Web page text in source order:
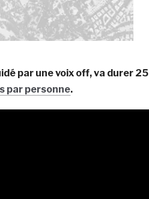
par une voix off, va durer 25
par personne.